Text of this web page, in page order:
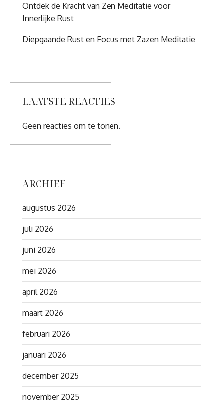
Ontdek de Kracht van Zen Meditatie voor
Innerlijke Rust
Diepgaande Rust en Focus met Zazen Meditatie
LAATSTE REACTIES
Geen reacties om te tonen.
ARCHIEF
augustus 2026
juli 2026
juni 2026
mei 2026
april 2026
maart 2026
februari 2026
januari 2026
december 2025
november 2025